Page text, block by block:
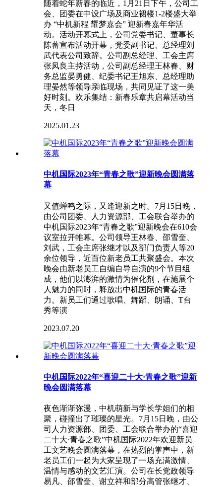
随着蛇年新春的临近，1月21日下午，公司工
会、团委在中设广场及商业裙楼1-2楼盛大举
办 “中机新程 耀梦嘉会” 迎新春嘉年华活
动。活动开幕式上，公司党委书记、董事长
陈蕃宣布活动开幕，党委副书记、总经理刘
武代表公司致辞。公司副总经理、工会主席
张凤良主持活动，公司副总经理王林春、财
务总监晏勇健、纪委书记王旭东、总经理助
理晏然等领导亲临现场，共同见证了这一美
好时刻。欢乐集结：新春乐章共启幕活动当
天，冬日
2025.01.23
中机国际2023年“青春之歌”迎新晚会圆满落
幕
又值蝉鸣之际，又逢迎新之时。7月15日晚，
由公司团委、人力资源部、工会联合举办的
中机国际2023年“青春之歌”迎新晚会在610会
议室拉开帷幕。公司领导王林春、邵雪奎、
刘武，工会主席张继才以及部门负责人等20
余位领导，近百位新老员工共聚盛会。本次
晚会由新老员工自编自导自演的9个节目组
成，他们以澎湃的激情为催化剂，在施展个
人魅力的同时，释放出中机国际的青春活
力。新员工们通过歌唱、舞蹈、朗诵、T台
秀等演
2023.07.20
中机国际2022年“喜迎二十大·青春之歌”迎新
晚会圆满落幕
夜色渐渐弥漫，中机萌新与学长学姐们的相
聚，碰撞出了璀璨的星光。7月15日晚，由公
司人力资源部、团委、工会联合举办的“喜迎
二十大·青春之歌”中机国际2022年欢迎新员
工文艺晚会圆满落幕，在热烈的掌声中，新
老员工们一起为大家呈现了一场充满激情、
温情与感动的文艺汇演。公司在长党政领导
易凡、邵雪奎、谢立祥和部分高管张继才、